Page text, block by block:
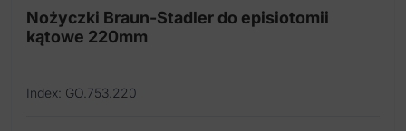
Nożyczki Braun-Stadler do episiotomii
kątowe 220mm
Index: GO.753.220